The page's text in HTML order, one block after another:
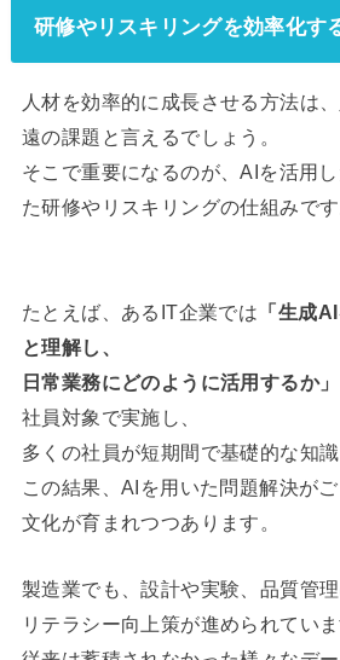
研修やリスキリングを効率化す
人材を効率的に成長させる方法は
遠の課題と言えるでしょう。
そこで重要になるのが、AIを活用
た研修やリスキリングの仕組みです
たとえば、あるIT企業では 「生成
と理解し、
日常業務にどのように活用するか」
社員対象で実施し、
多くの社員が短期間で基礎的な知識
この結果、AIを用いた問題解決が
文化が育まれつつあります。
製造業でも、設計や実験、品質管
リテラシー向上策が進められていま